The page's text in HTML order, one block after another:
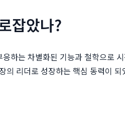
잡았나?
하는 차별화된 기능과 철학으로
의 리더로 성장하는 핵심 동력이 되